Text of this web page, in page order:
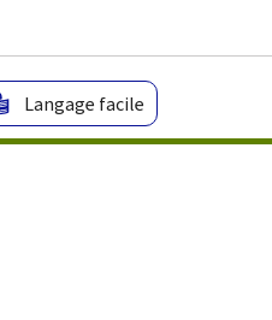
Langage facile